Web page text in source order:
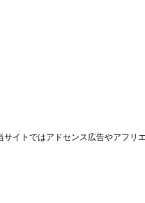
サイトではアドセンス広告やアフリ